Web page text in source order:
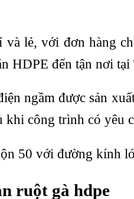
và lẻ, với đơn hàng
HDPE đến tận nơi
ngầm được sản
khi công trình có yêu
50 với đường kính
ruột gà hdpe